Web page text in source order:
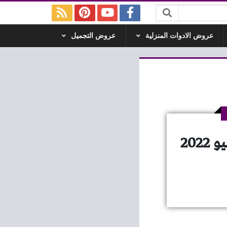
عروض الادوات المنزلية عروض التجميل
عروض يورومارشيه مصر من 14 يوليو حتى 16 يوليو 2022